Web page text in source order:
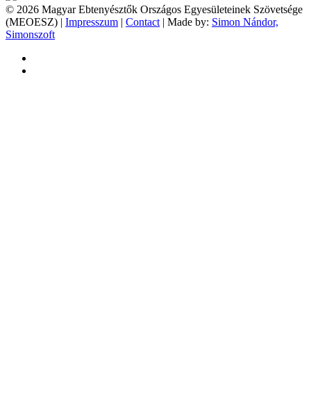
© 2026 Magyar Ebtenyésztők Országos Egyesületeinek Szövetsége
(MEOESZ) | Impresszum | Contact | Made by: Simon Nándor,
Simonszoft